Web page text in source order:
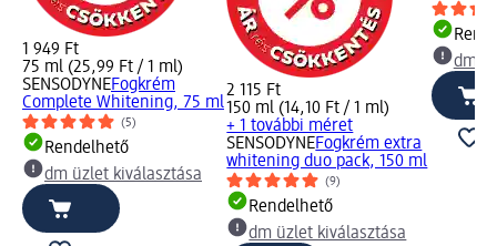
1 949 Ft
75 ml (25,99 Ft / 1 ml)
SENSODYNEFogkrém
Complete Whitening, 75 ml
(5)
Rendelhető
dm üzlet kiválasztása
2 115 Ft
150 ml (14,10 Ft / 1 ml)
+ 1 további méret
SENSODYNEFogkrém extra
whitening duo pack, 150 ml
(9)
Rendelhető
dm üzlet kiválasztása
dm